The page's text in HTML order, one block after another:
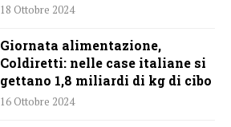
18 Ottobre 2024
Giornata alimentazione,
Coldiretti: nelle case italiane si
gettano 1,8 miliardi di kg di cibo
16 Ottobre 2024